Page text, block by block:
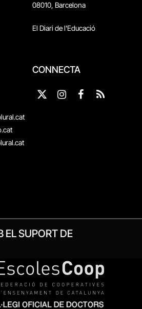
08010, Barcelona
El Diari de l'Educació
CONNECTA
X
Instagram
Facebook
RSS
EL SUPORT DE